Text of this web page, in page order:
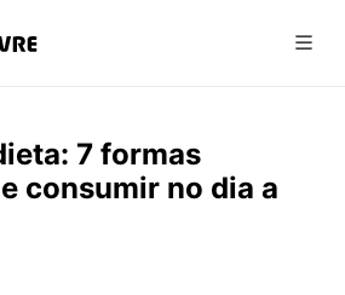
7 formas
consumir no dia a